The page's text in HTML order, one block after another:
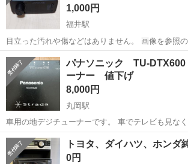
1,000円
福井駅
目立った汚れや傷などはありません。 画像を参照
い。 本体のみとなり、動作確認済みです。 中古品
み、ご購入ください。 宜しくお願いいたします。
福井 福井市 福井駅 カーオーディオ
パナソニック TU-
ーナー 値下げ
8,000円
丸岡駅
車用の地デジチューナーです。 車でテレビも見な
たかいりませんか？ フィルムアンテナは購入者様
リモコン、配線、揃っています。 動作確認もでき
画像ですが、実際にはキレイに映...
福井 坂井市 丸岡駅 カーオーディオ
トヨタ、ダイハツ、ホンダ
0円